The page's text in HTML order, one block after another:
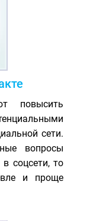
повысить
сети.
вопросы
соцсети, то
и проще